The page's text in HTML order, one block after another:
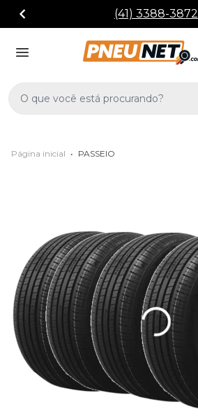
(41) 3388-3872
Página inicial • PASSEIO